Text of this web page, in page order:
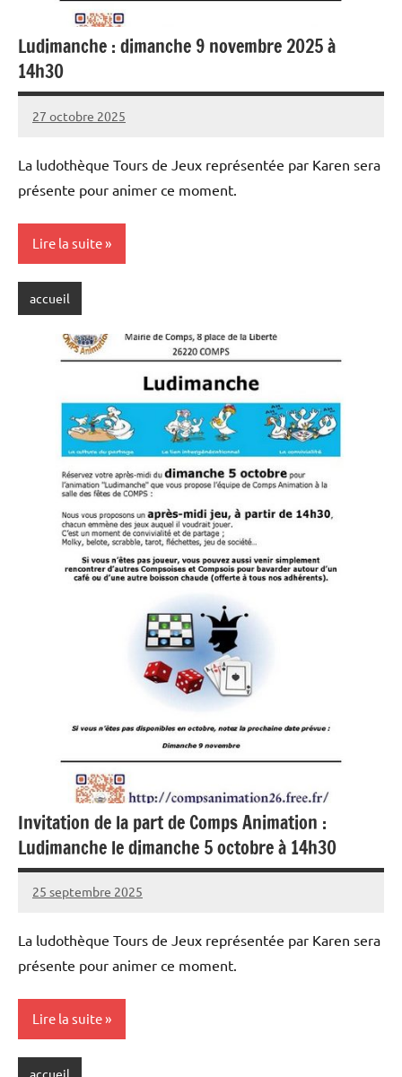
Ludimanche : dimanche 9 novembre 2025 à
14h30
27 octobre 2025
Sylviane
Aucun
La ludothèque Tours de Jeux représentée par Karen sera
présente pour animer ce moment.
Lire la suite
accueil
Invitation de la part de Comps Animation :
Ludimanche le dimanche 5 octobre à 14h30
25 septembre 2025
Sylviane
Aucun
La ludothèque Tours de Jeux représentée par Karen sera
présente pour animer ce moment.
Lire la suite
accueil